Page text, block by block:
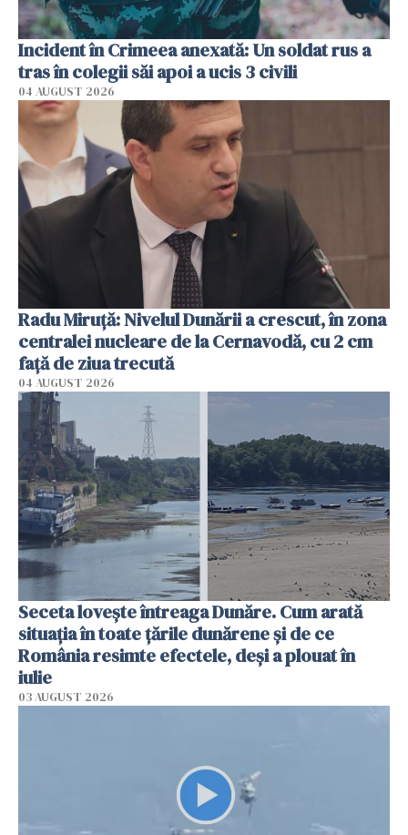
Incident în Crimeea anexată: Un soldat rus a
tras în colegii săi apoi a ucis 3 civili
04 AUGUST 2026
Radu Miruţă: Nivelul Dunării a crescut, în zona
centralei nucleare de la Cernavodă, cu 2 cm
faţă de ziua trecută
04 AUGUST 2026
Seceta lovește întreaga Dunăre. Cum arată
situația în toate țările dunărene și de ce
România resimte efectele, deși a plouat în
iulie
03 AUGUST 2026